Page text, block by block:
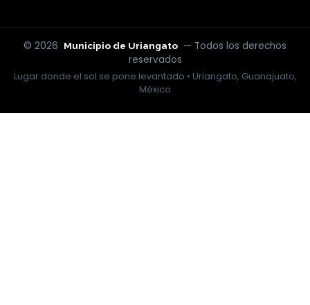
© 2026 Municipio de Uriangato — Todos los derechos
reservados
Lugar donde el sol se pone levantado • Uriangato, Guanajuato,
México